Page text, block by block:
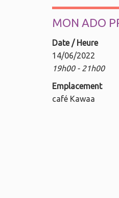
MON ADO
Date / Heure
14/06/2022
19h00 - 21h00
Emplacement
café Kawaa